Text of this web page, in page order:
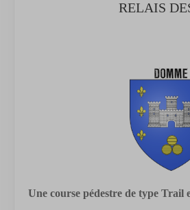
RELAIS
Une course pédestre de type Trail